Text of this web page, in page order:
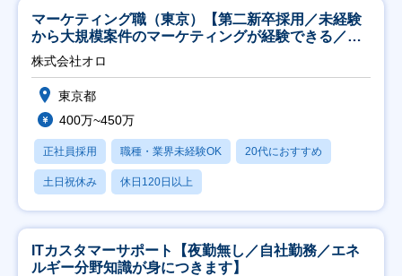
マーケティング職（東京）【第二新卒採用／未経験
から大規模案件のマーケティングが経験できる／研
修充実】
株式会社オロ
東京都
400万~450万
正社員採用 職種・業界未経験OK 20代におすすめ
土日祝休み 休日120日以上
ITカスタマーサポート【夜勤無し／自社勤務／エネ
ルギー分野知識が身につきます】